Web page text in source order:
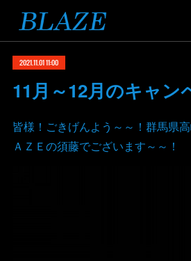
2021.11.01 11:00
11月～12月のキャン
皆様！ごきげんよう～～！群馬県
ＡＺＥの須藤でございます～～！